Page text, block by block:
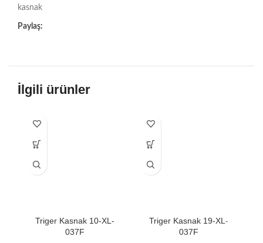
kasnak
Paylaş:
İlgili ürünler
Triger Kasnak 10-XL-
037F
Triger Kasnak 19-XL-
037F